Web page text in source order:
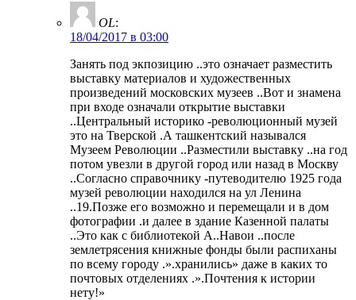
OL:
18/04/2017 в 03:00
Занять под экпозицию ..это означает разместить
выставку материалов и художественных
произведений московских музеев ..Вот и знамена
при входе означали открытие выставки
..Центральный историко -революционный музей
это на Тверской .А ташкентский назывался
Музеем Революции ..Разместили выставку ..на год
потом увезли в другой город или назад в Москву
..Согласно справочнику -путеводителю 1925 года
музей революции находился на ул Ленина
..19.Позже его возможно и перемещали и в дом
фотографии .и далее в здание Казенной палаты
..Это как с библиотекой А..Навои ..после
землетрясения книжные фонды были распиханы
по всему городу .».хранились» даже в каких то
почтовых отделениях .».Почтения к истории
нету!»